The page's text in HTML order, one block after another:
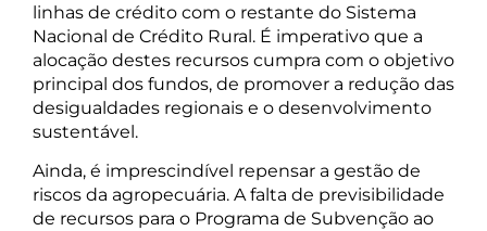
linhas de crédito com o restante do Sistema
Nacional de Crédito Rural. É imperativo que a
alocação destes recursos cumpra com o objetivo
principal dos fundos, de promover a redução das
desigualdades regionais e o desenvolvimento
sustentável.
Ainda, é imprescindível repensar a gestão de
riscos da agropecuária. A falta de previsibilidade
de recursos para o Programa de Subvenção ao